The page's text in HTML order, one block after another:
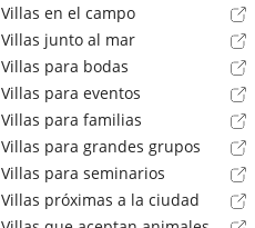
Villas en el campo
Villas junto al mar
Villas para bodas
Villas para eventos
Villas para familias
Villas para grandes grupos
Villas para seminarios
Villas próximas a la ciudad